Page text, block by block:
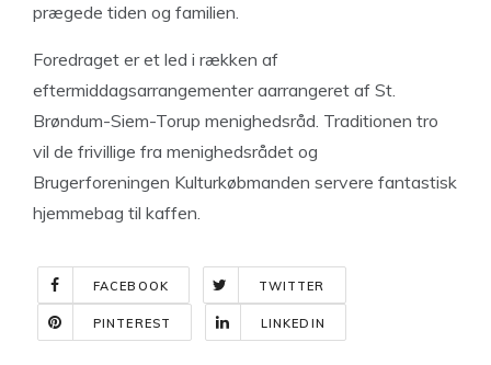
prægede tiden og familien.
Foredraget er et led i rækken af
eftermiddagsarrangementer aarrangeret af St.
Brøndum-Siem-Torup menighedsråd. Traditionen tro
vil de frivillige fra menighedsrådet og
Brugerforeningen Kulturkøbmanden servere fantastisk
hjemmebag til kaffen.
FACEBOOK TWITTER
PINTEREST LINKEDIN